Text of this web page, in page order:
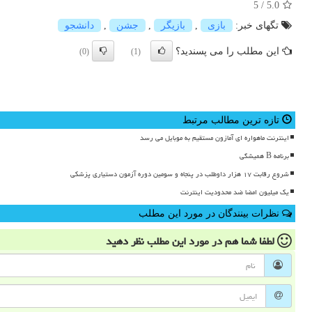
5.0
/
5
تگهای خبر:
بازی , بازیگر , جشن , دانشجو
این مطلب را می پسندید؟ (1)
(0)
تازه ترین مطالب مرتبط
اینترنت ماهواره ای آمازون مستقیم به موبایل می رسد
برنامه B همیشگی
شروع رقابت ۱۷ هزار داوطلب در پنجاه و سومین دوره آزمون دستیاری پزشکی
یک میلیون امضا ضد محدودیت اینترنت
نظرات بینندگان در مورد این مطلب
لطفا شما همدر مورد این مطلبنظر دهید